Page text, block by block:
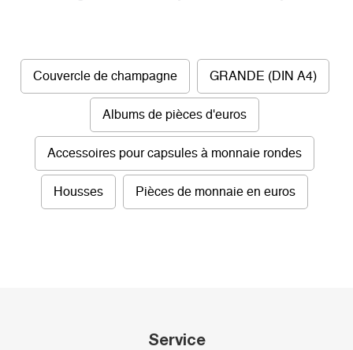
Couvercle de champagne GRANDE (DIN A4)
Albums de pièces d'euros
Accessoires pour capsules à monnaie rondes
Housses Pièces de monnaie en euros
Service